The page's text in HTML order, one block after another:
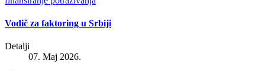
Vodič za faktoring u Srbiji
Detalji
07. Maj 2026.